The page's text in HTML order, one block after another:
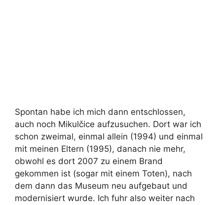
Spontan habe ich mich dann entschlossen,
auch noch Mikulčice aufzusuchen. Dort war ich
schon zweimal, einmal allein (1994) und einmal
mit meinen Eltern (1995), danach nie mehr,
obwohl es dort 2007 zu einem Brand
gekommen ist (sogar mit einem Toten), nach
dem dann das Museum neu aufgebaut und
modernisiert wurde. Ich fuhr also weiter nach